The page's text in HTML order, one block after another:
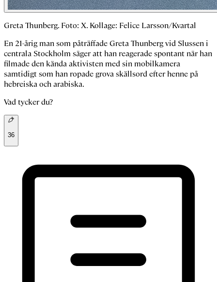
Greta Thunberg. Foto: X. Kollage: Felice Larsson/Kvartal
En 21-årig man som påträffade Greta Thunberg vid Slussen i
centrala Stockholm säger att han reagerade spontant när han
filmade den kända aktivisten med sin mobilkamera
samtidigt som han ropade grova skällsord efter henne på
hebreiska och arabiska.
Vad tycker du?
36